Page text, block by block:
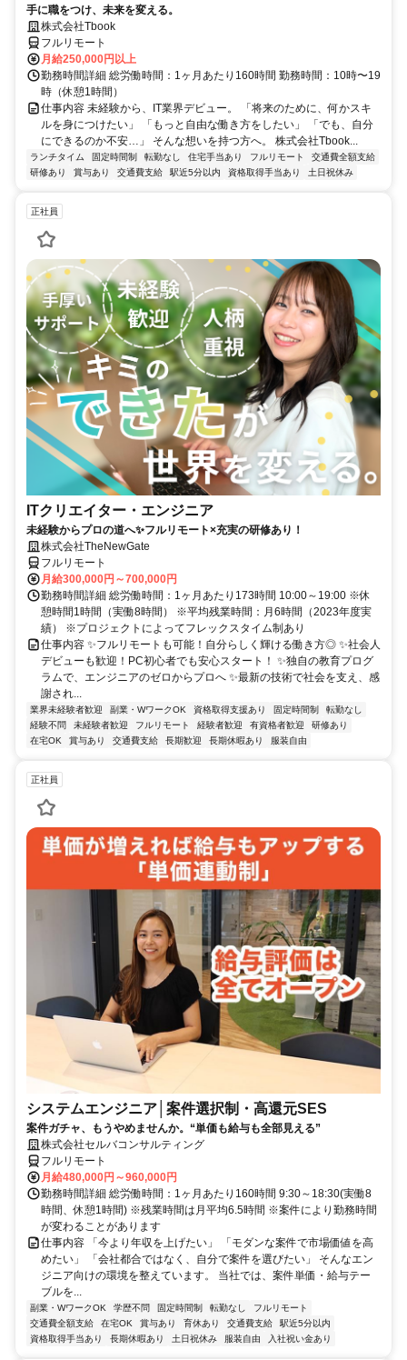
手に職をつけ、未来を変える。
株式会社Tbook
フルリモート
月給250,000円以上
勤務時間詳細 総労働時間：1ヶ月あたり160時間 勤務時間：10時〜19
時（休憩1時間）
仕事内容 未経験から、IT業界デビュー。 「将来のために、何かスキ
ルを身につけたい」 「もっと自由な働き方をしたい」 「でも、自分
にできるのか不安…」 そんな想いを持つ方へ。 株式会社Tbook...
ランチタイム 固定時間制 転勤なし 住宅手当あり フルリモート
交通費全額支給
研修あり
賞与あり 交通費支給 駅近5分以内 資格取得手当あり 土日祝休み
正社員
ITクリエイター・エンジニア
未経験からプロの道へ✨フルリモート×充実の研修あり！
株式会社TheNewGate
フルリモート
月給300,000円～700,000円
勤務時間詳細 総労働時間：1ヶ月あたり173時間 10:00～19:00 ※休
憩時間1時間（実働8時間） ※平均残業時間：月6時間（2023年度実
績） ※プロジェクトによってフレックスタイム制あり
仕事内容 ✨フルリモートも可能！自分らしく輝ける働き方◎ ✨社会人
デビューも歓迎！PC初心者でも安心スタート！ ✨独自の教育プログ
ラムで、エンジニアのゼロからプロへ ✨最新の技術で社会を支え、感
謝され...
業界未経験者歓迎 副業・WワークOK 資格取得支援あり 固定時間制
転勤なし
経験不問
未経験者歓迎 フルリモート 経験者歓迎 有資格者歓迎
研修あり
在宅OK
賞与あり 交通費支給 長期歓迎 長期休暇あり 服装自由
正社員
システムエンジニア│案件選択制・高還元SES
案件ガチャ、もうやめませんか。“単価も給与も全部見える”
株式会社セルバコンサルティング
フルリモート
月給480,000円～960,000円
勤務時間詳細 総労働時間：1ヶ月あたり160時間 9:30～18:30(実働8
時間、休憩1時間) ※残業時間は月平均6.5時間 ※案件により勤務時間
が変わることがあります
仕事内容 「今より年収を上げたい」 「モダンな案件で市場価値を高
めたい」 「会社都合ではなく、自分で案件を選びたい」 そんなエン
ジニア向けの環境を整えています。 当社では、案件単価・給与テー
ブルを...
副業・WワークOK 学歴不問 固定時間制 転勤なし
フルリモート
交通費全額支給
在宅OK 賞与あり 育休あり 交通費支給
駅近5分以内
資格取得手当あり
長期休暇あり 土日祝休み 服装自由 入社祝い金あり